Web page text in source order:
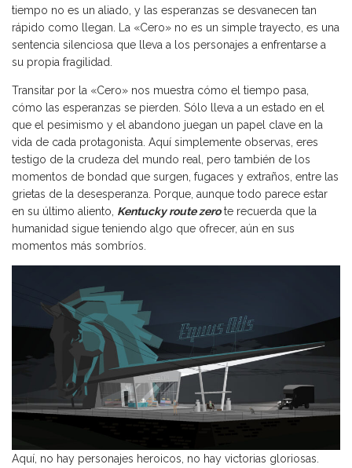
tiempo no es un aliado, y las esperanzas se desvanecen tan
rápido como llegan. La «Cero» no es un simple trayecto, es una
sentencia silenciosa que lleva a los personajes a enfrentarse a
su propia fragilidad.
Transitar por la «Cero» nos muestra cómo el tiempo pasa,
cómo las esperanzas se pierden. Sólo lleva a un estado en el
que el pesimismo y el abandono juegan un papel clave en la
vida de cada protagonista. Aquí simplemente observas, eres
testigo de la crudeza del mundo real, pero también de los
momentos de bondad que surgen, fugaces y extraños, entre las
grietas de la desesperanza. Porque, aunque todo parece estar
en su último aliento, Kentucky route zerote recuerda que la
humanidad sigue teniendo algo que ofrecer, aún en sus
momentos más sombríos.
Aquí, no hay personajes heroicos, no hay victorias gloriosas.